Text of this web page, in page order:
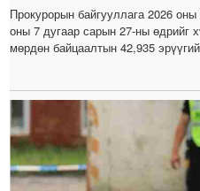
Прокурорын байгууллага 2026
оны 7 дугаар сарын 27-ны өдрийг
мөрдөн байцаалтын 42,935